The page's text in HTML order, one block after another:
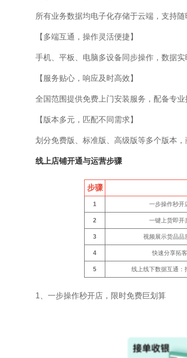
所有业务数据均电子化存储于云端，支持
【多端互通，操作灵活便捷】
手机、平板、电脑多设备同步操作，数据
【服务贴心，响应及时高效】
全国范围提供免费上门安装服务，配备专
【版本多元，匹配不同需求】
划分免费版、标准版、高级版等多个版本
线上店铺开通与运营步骤
步骤
1 一步操作秒开
2 一键上货即开
3 视频展示货品品
4 快速分享拓
5 线上线下数据互通：
1、一步操作秒开店，限时免费巨划算